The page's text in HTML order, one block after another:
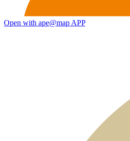
Open with ape@map APP